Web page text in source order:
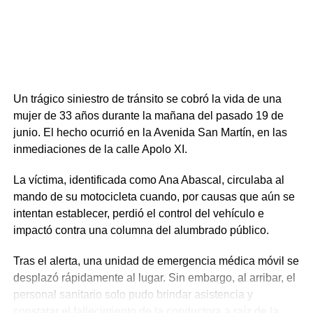
Un trágico siniestro de tránsito se cobró la vida de una
mujer de 33 años durante la mañana del pasado 19 de
junio. El hecho ocurrió en la Avenida San Martín, en las
inmediaciones de la calle Apolo XI.
La víctima, identificada como Ana Abascal, circulaba al
mando de su motocicleta cuando, por causas que aún se
intentan establecer, perdió el control del vehículo e
impactó contra una columna del alumbrado público.
Tras el alerta, una unidad de emergencia médica móvil se
desplazó rápidamente al lugar. Sin embargo, al arribar, el
personal sanitario solo pudo brindar asistencia y